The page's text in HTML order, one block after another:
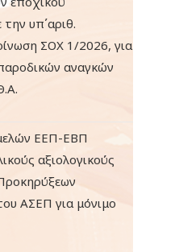
υπ΄αριθ.
ΣΟΧ 1/2026, για
αναγκών
ΕΕΠ-ΕΒΠ
αξιολογικούς
ΑΣΕΠ για μόνιμο